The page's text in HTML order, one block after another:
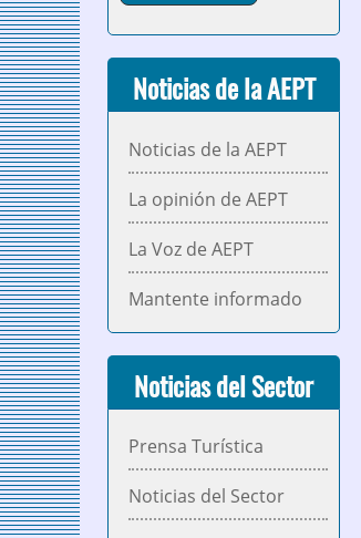
Noticias de la AEPT
Noticias de la AEPT
La opinión de AEPT
La Voz de AEPT
Mantente informado
Noticias del Sector
Prensa Turística
Noticias del Sector